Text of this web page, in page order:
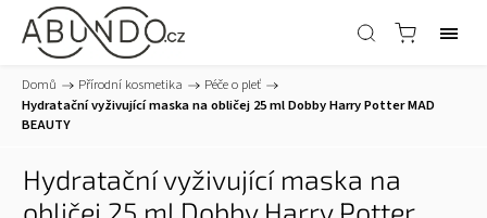
Domů / Přírodní kosmetika / Péče o pleť /
Hydratační vyživující maska na obličej 25 ml Dobby Harry Potter MAD
BEAUTY
Hydratační vyživující maska na
obličej 25 ml Dobby Harry Potter